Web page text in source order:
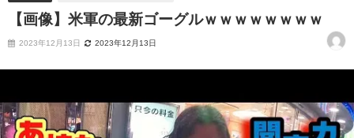
【画像】米軍の最新ゴーグルｗｗｗｗｗｗｗｗ
2023年12月13日 2023年12月13日